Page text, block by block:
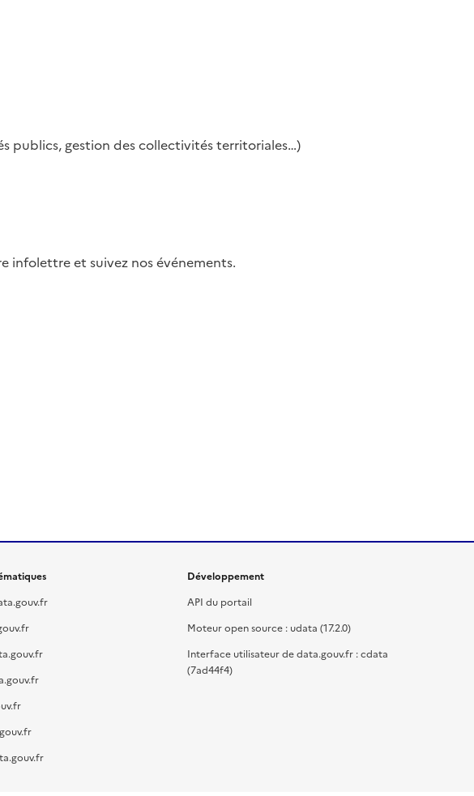
publics, gestion des collectivités territoriales…)
infolettre et suivez nos événements.
Développement
API du portail
Moteur open source : udata (17.2.0)
Interface utilisateur de data.gouv.fr : cdata
(7ad44f4)